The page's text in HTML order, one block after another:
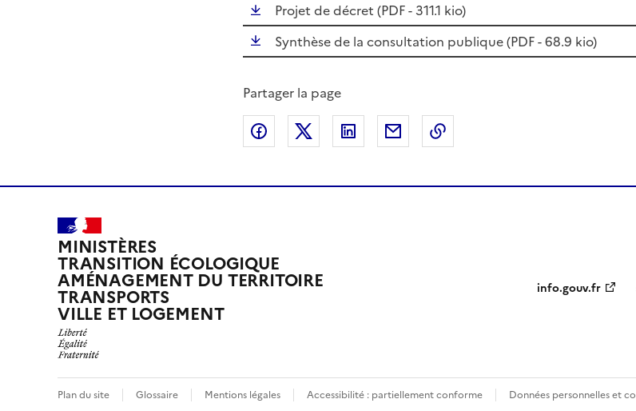
Projet de décret (PDF- 311.1 kio)
Synthèse de la consultation publique (PDF- 68.9 kio)
Partager la page
Partager sur Facebook
Partager sur XPartager sur LinkedIn
Partager par email
MINISTÈRES
TRANSITION ÉCOLOGIQUE
AMÉNAGEMENT DU TERRITOIRE
TRANSPORTS
VILLE ET LOGEMENT
info.gouv.fr
Plan du site Glossaire Mentions légales Accessibilité : partiellement conforme Données personnelles et